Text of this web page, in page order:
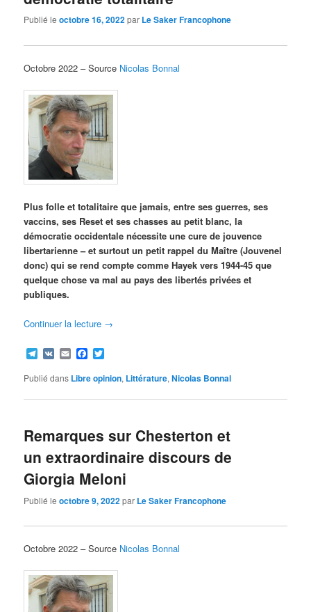
Publié leoctobre 16, 2022par Le Saker Francophone
Octobre 2022 – Source Nicolas Bonnal
Plus folle et totalitaire que jamais, entre ses guerres, ses
vaccins, ses Reset et ses chasses au petit blanc, la
démocratie occidentale nécessite une cure de jouvence
libertarienne – et surtout un petit rappel du Maître (Jouvenel
donc) qui se rend compte comme Hayek vers 1944-45 que
quelque chose va mal au pays des libertés privées et
publiques.
Continuer la lecture →
Telegram
VK EmailFacebook
Publié dans Libre opinion, Littérature,Nicolas Bonnal
Remarques sur Chesterton et
un extraordinaire discours de
Giorgia Meloni
Publié leoctobre 9, 2022par Le Saker Francophone
Octobre 2022 – Source Nicolas Bonnal